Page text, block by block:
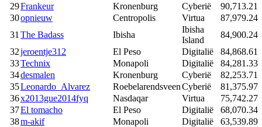
29Frankeur Kronenburg Cyberië
90,713.21
30opnieuw Centropolis Virtua
87,979.24
31 The Badass Ibisha
Ibisha
Island
84,900.24
32jeroentje312 El Peso Digitalië
84,868.61
33Technix Monapoli Digitalië
84,281.33
34desmalen Kronenburg Cyberië
82,253.71
35Leonardo_Alvarez RoebelarendsveenCyberië
81,375.97
36x2013gue2014fyq Nasdaqar Virtua
75,742.27
37El tomacho El Peso Digitalië
68,070.34
38m-akif Monapoli Digitalië
63,539.89